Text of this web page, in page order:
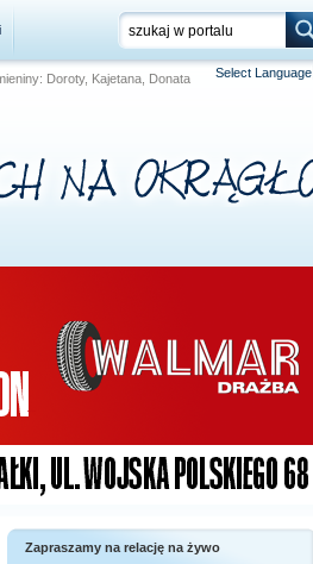
Doroty, Kajetana, Donata Select Language
Zapraszamy na relację na żywo